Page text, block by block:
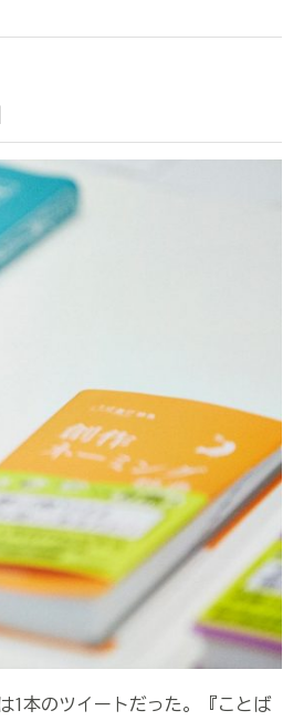
1本のツイートだった。『ことば